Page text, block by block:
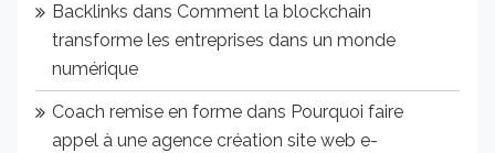
Backlinks dans Comment la blockchain
transforme les entreprises dans un monde
numérique
Coach remise en forme dans Pourquoi faire
appel à une agence création site web e-